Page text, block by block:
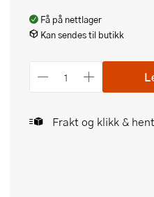
Få på nettlager
Kan sendes til butikk
Frakt og klikk &